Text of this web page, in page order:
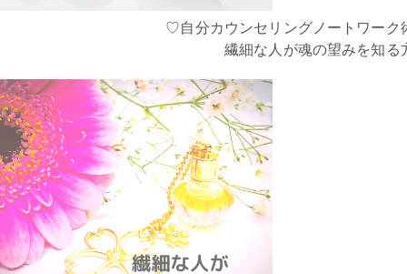
♡自分カウンセリングノートワーク
繊細な人が魂の望みを知る